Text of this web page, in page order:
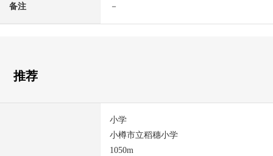
备注 －
推荐
小学
小樽市立稻穗小学
1050m